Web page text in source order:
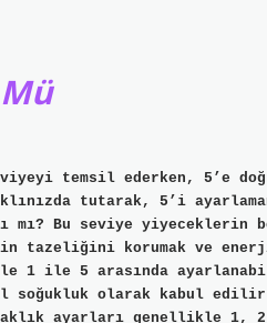
temsil ederken, 5’e
tutarak, 5’i
Bu seviye yiyeceklerin
tazeliğini korumak ve
1 ile 5 arasında
olarak kabul edilir.
ayarları genellikle